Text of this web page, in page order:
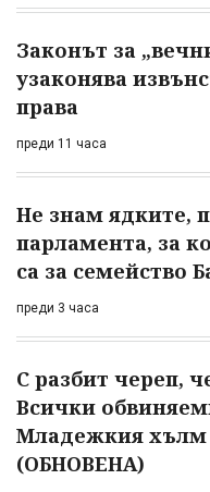
Законът за
узаконява
права
преди 11 часа
Не знам ядките,
парламента, за
са за семейство
преди 3 часа
С разбит череп,
Всички
Младежкия хълм
(ОБНОВЕНА)